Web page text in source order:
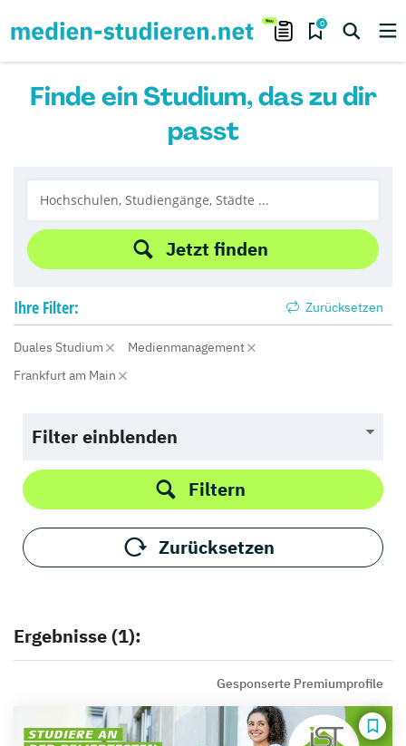
0
Finde ein Studium, das zu dir
passt
Jetzt finden
Ihre Filter: Zurücksetzen
Duales Studium
Medienmanagement
Frankfurt am Main
Filter einblenden
Filtern
Zurücksetzen
Ergebnisse (1):
Gesponserte Premiumprofile